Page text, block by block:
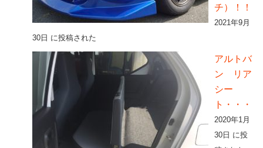
チ）！！
2021年9月
30日 に投稿された
アルトバ
ン リア
シー
ト・・・
2020年1月
30日 に投